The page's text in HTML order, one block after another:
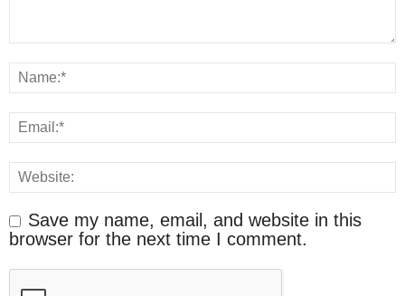
Save my name, email, and website in this
browser for the next time I comment.